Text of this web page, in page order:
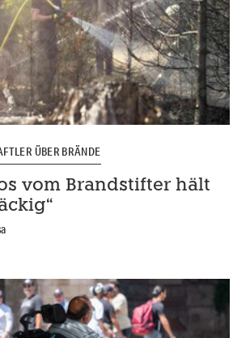
ÜBER BRÄNDE
vom Brandstifter hält